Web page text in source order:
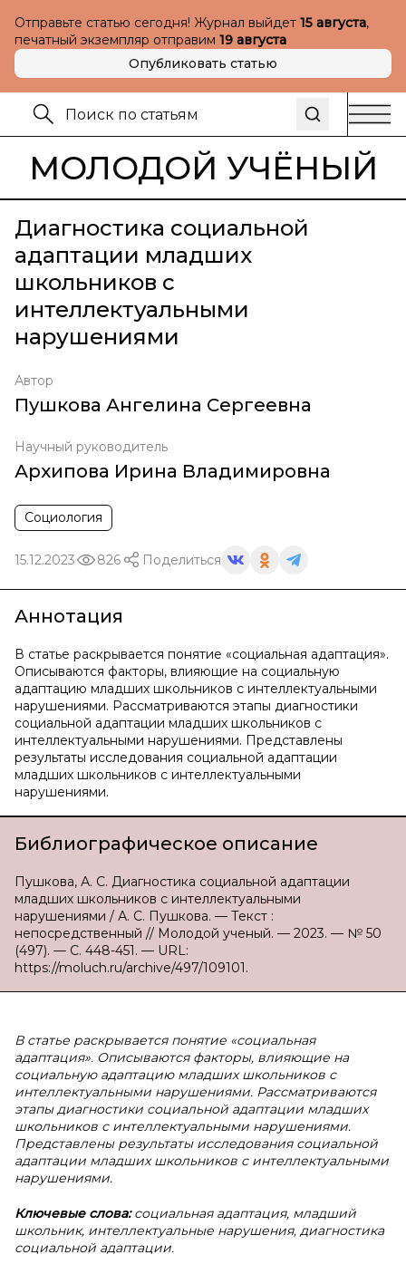
Отправьте статью сегодня! Журнал выйдет 15 августа,
печатный экземпляр отправим 19 августа
Опубликовать статью
МОЛОДОЙ УЧЁНЫЙ
Диагностика социальной
адаптации младших
школьников с
интеллектуальными
нарушениями
Автор
Пушкова Ангелина Сергеевна
Научный руководитель
Архипова Ирина Владимировна
Социология
15.12.2023 826 Поделиться
Аннотация
В статье раскрывается понятие «социальная адаптация».
Описываются факторы, влияющие на социальную
адаптацию младших школьников с интеллектуальными
нарушениями. Рассматриваются этапы диагностики
социальной адаптации младших школьников с
интеллектуальными нарушениями. Представлены
результаты исследования социальной адаптации
младших школьников с интеллектуальными
нарушениями.
Библиографическое описание
Пушкова, А. С. Диагностика социальной адаптации
младших школьников с интеллектуальными
нарушениями / А. С. Пушкова. — Текст :
непосредственный // Молодой ученый. — 2023. — № 50
(497). — С. 448-451. — URL:
https://moluch.ru/archive/497/109101.
В статье раскрывается понятие «социальная
адаптация». Описываются факторы, влияющие на
социальную адаптацию младших школьников с
интеллектуальными нарушениями. Рассматриваются
этапы диагностики социальной адаптации младших
школьников с интеллектуальными нарушениями.
Представлены результаты исследования социальной
адаптации младших школьников с интеллектуальными
нарушениями.
Ключевые слова:социальная адаптация, младший
школьник, интеллектуальные нарушения, диагностика
социальной адаптации.